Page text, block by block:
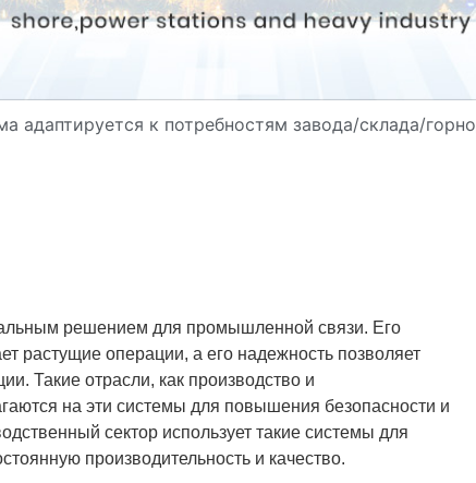
адаптируется к потребностям завода/склада/
решением для промышленной связи. Его
растущие операции, а его надежность позволяет
Такие отрасли, как производство и
на эти системы для повышения безопасности и
сектор использует такие системы для
производительность и качество.